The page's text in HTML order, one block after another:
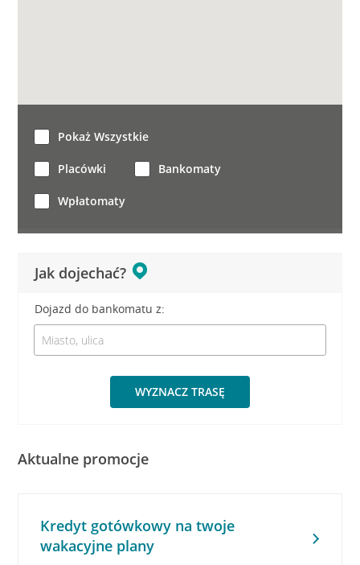
Jak dojechać?
Dojazd do bankomatu z:
WYZNACZ TRASĘ
Pokaż Wszystkie
Placówki Bankomaty
Wpłatomaty
Aktualne promocje
Kredyt gotówkowy na twoje
wakacyjne plany